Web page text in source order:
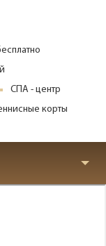
СПА - центр
корты